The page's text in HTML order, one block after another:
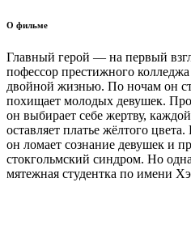
О фильме
Главный герой — на первый
пофессор престижного
двойной жизнью. По ночам он
похищает молодых девушек.
он выбирает себе жертву,
оставляет платье жёлтого
он ломает сознание девушек и
стокгольмский синдром. Но
мятежная студентка по имени